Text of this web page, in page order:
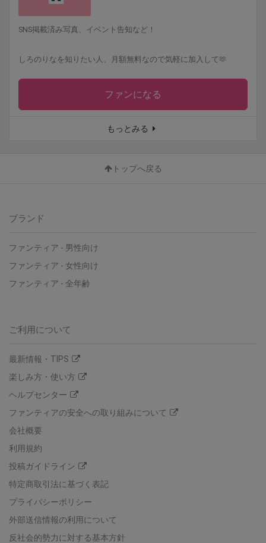
SNS掲載済み写真、イベント告知など！
しろのりなを知りたい人、月額無料なので気軽に加入して🫶
ファンになる
もっとみる
トップへ戻る
ブランド
ファンティア - 男性向け
ファンティア - 女性向け
ファンティア - 全年齢
ご利用について
最新情報・TIPS
楽しみ方・使い方
ヘルプセンター
ファンティアの安全への取り組みについて
会社概要
利用規約
投稿ガイドライン
特定商取引法に基づく表記
プライバシーポリシー
外部送信情報の利用について
反社会的勢力に対する基本方針